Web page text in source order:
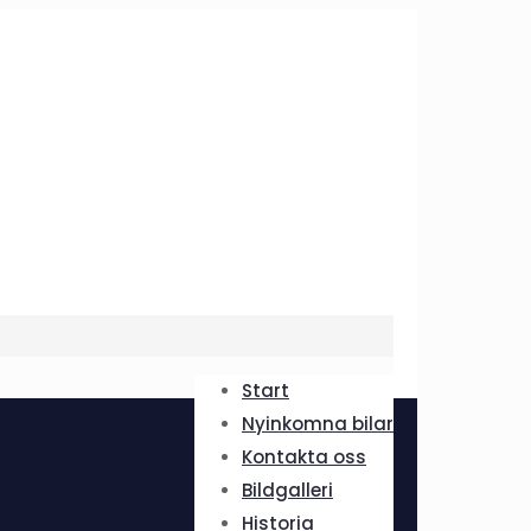
Start
Nyinkomna bilar
Kontakta oss
Bildgalleri
Historia